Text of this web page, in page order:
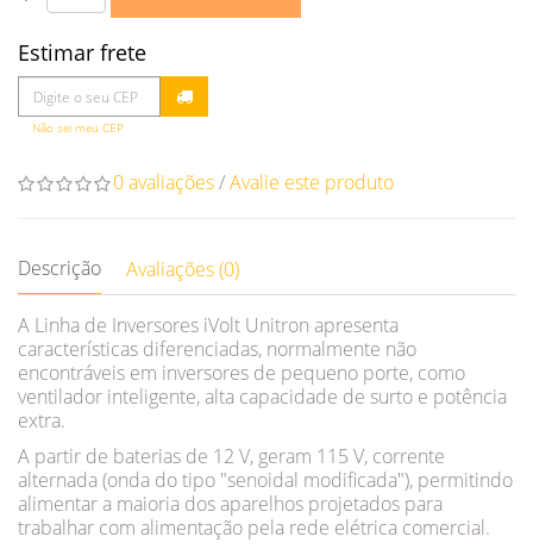
Estimar frete
Não sei meu CEP
0 avaliações/Avalie este produto
Descrição Avaliações (0)
A Linha de Inversores iVolt Unitron apresenta
características diferenciadas, normalmente não
encontráveis em inversores de pequeno porte, como
ventilador inteligente, alta capacidade de surto e potência
extra.
A partir de baterias de 12 V, geram 115 V, corrente
alternada (onda do tipo "senoidal modificada"), permitindo
alimentar a maioria dos aparelhos projetados para
trabalhar com alimentação pela rede elétrica comercial.